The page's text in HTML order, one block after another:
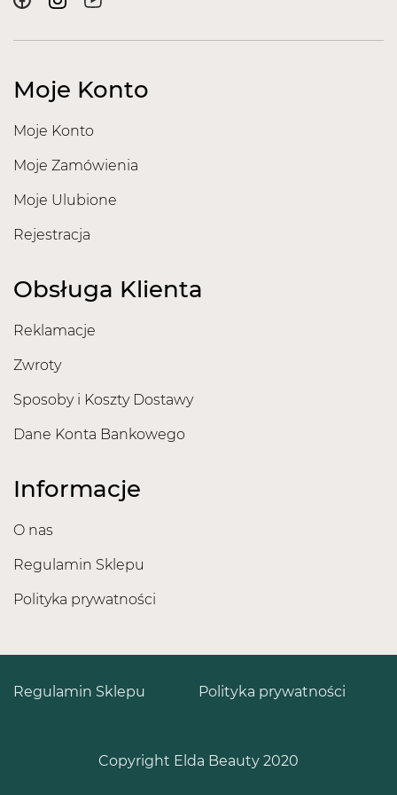
16035, CI 61570 ]
Moje Konto
Moje Konto
Moje Zamówienia
Moje Ulubione
Rejestracja
Obsługa Klienta
Reklamacje
Zwroty
Sposoby i Koszty Dostawy
Dane Konta Bankowego
Informacje
O nas
Regulamin Sklepu
Polityka prywatności
Copyright Elda Beauty 2020
Polityka prywatności
Regulamin Sklepu